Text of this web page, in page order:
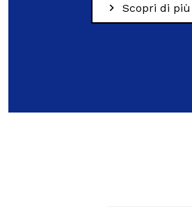
Scopri di più